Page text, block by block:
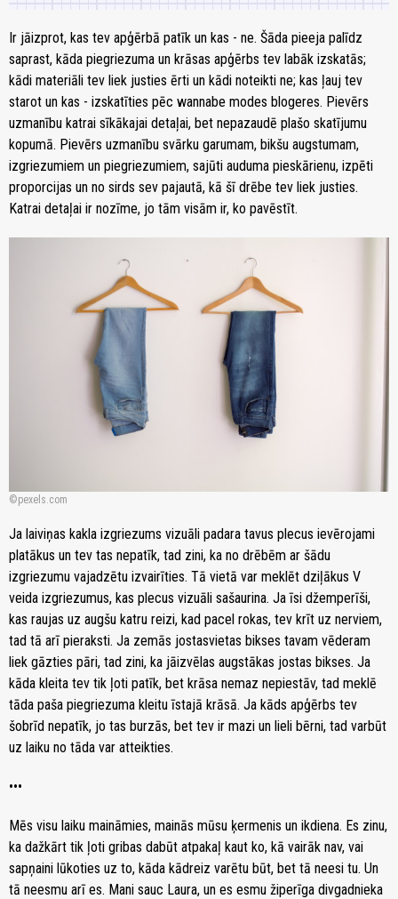
Ir jāizprot, kas tev apģērbā patīk un kas - ne. Šāda pieeja palīdz
saprast, kāda piegriezuma un krāsas apģērbs tev labāk izskatās;
kādi materiāli tev liek justies ērti un kādi noteikti ne; kas ļauj tev
starot un kas - izskatīties pēc wannabe modes blogeres. Pievērs
uzmanību katrai sīkākajai detaļai, bet nepazaudē plašo skatījumu
kopumā. Pievērs uzmanību svārku garumam, bikšu augstumam,
izgriezumiem un piegriezumiem, sajūti auduma pieskārienu, izpēti
proporcijas un no sirds sev pajautā, kā šī drēbe tev liek justies.
Katrai detaļai ir nozīme, jo tām visām ir, ko pavēstīt.
pexels.com
Ja laiviņas kakla izgriezums vizuāli padara tavus plecus ievērojami
platākus un tev tas nepatīk, tad zini, ka no drēbēm ar šādu
izgriezumu vajadzētu izvairīties. Tā vietā var meklēt dziļākus V
veida izgriezumus, kas plecus vizuāli sašaurina. Ja īsi džemperīši,
kas raujas uz augšu katru reizi, kad pacel rokas, tev krīt uz nerviem,
tad tā arī pieraksti. Ja zemās jostasvietas bikses tavam vēderam
liek gāzties pāri, tad zini, ka jāizvēlas augstākas jostas bikses. Ja
kāda kleita tev tik ļoti patīk, bet krāsa nemaz nepiestāv, tad meklē
tāda paša piegriezuma kleitu īstajā krāsā. Ja kāds apģērbs tev
šobrīd nepatīk, jo tas burzās, bet tev ir mazi un lieli bērni, tad varbūt
uz laiku no tāda var atteikties.
•••
Mēs visu laiku maināmies, mainās mūsu ķermenis un ikdiena. Es zinu,
ka dažkārt tik ļoti gribas dabūt atpakaļ kaut ko, kā vairāk nav, vai
sapņaini lūkoties uz to, kāda kādreiz varētu būt, bet tā neesi tu. Un
tā neesmu arī es. Mani sauc Laura, un es esmu žiperīga divgadnieka